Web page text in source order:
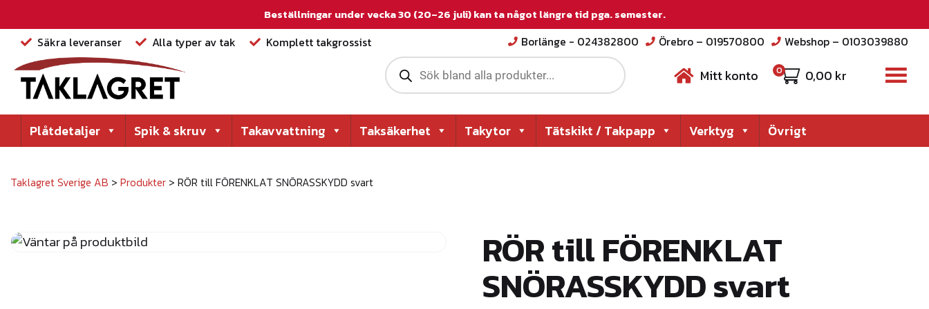
Beställningar under vecka 30 (20–26 juli) kan ta något längre tid pga. semester.
Säkra leveranser Alla typer av tak Komplett takgrossist Borlänge - 024382800 Örebro – 019570800 Webshop – 0103039880
P
r
o
u
c
t
Mitt konto 0 0,00 kr
Plåtdetaljer Spik & skruv Takavvattning Taksäkerhet Takytor Tätskikt / Takpapp Verktyg Övrigt
Taklagret Sverige AB > Produkter > RÖR till FÖRENKLAT SNÖRASSKYDD svart
RÖR till FÖRENKLAT
SNÖRASSKYDD svart